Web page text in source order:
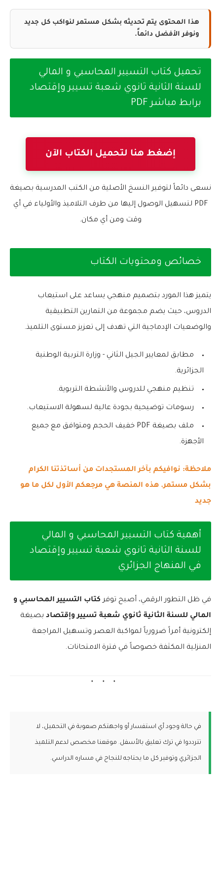
هذا المحتوى يتم تحديثه بشكل مستمر لنواكب كل جديد
ونوفر الأفضل دائماً.
تحميل كتاب التسيير المحاسبي و المالي
للسنة الثانية ثانوي شعبة تسيير وإقتصاد
برابط مباشر PDF
إضغط هنا لتحميل الكتاب الآن
نسعى دائماً لتوفير النسخ الأصلية من الكتب المدرسية بصيغة
PDF لتسهيل الوصول إليها من طرف التلاميذ والأولياء في أي
وقت ومن أي مكان.
خصائص ومحتويات الكتاب
يتميز هذا المورد بتصميم منهجي يساعد على استيعاب
الدروس، حيث يضم مجموعة من التمارين التطبيقية
والوضعيات الإدماجية التي تهدف إلى تعزيز مستوى التلميذ.
مطابق لمعايير الجيل الثاني - وزارة التربية الوطنية
الجزائرية.
تنظيم منهجي للدروس والأنشطة التربوية.
رسومات توضيحية بجودة عالية لسهولة الاستيعاب.
ملف بصيغة PDF خفيف الحجم ومتوافق مع جميع
الأجهزة.
ملاحظة: نوافيكم بآخر المستجدات من أساتذتنا الكرام
بشكل مستمر. هذه المنصة هي مرجعكم الأول لكل ما هو
جديد
أهمية كتاب التسيير المحاسبي و المالي
للسنة الثانية ثانوي شعبة تسيير وإقتصاد
في المنهاج الجزائري
في ظل التطور الرقمي، أصبح توفر كتاب التسيير المحاسبي و
المالي للسنة الثانية ثانوي شعبة تسيير وإقتصاد بصيغة
إلكترونية أمراً ضرورياً لمواكبة العصر وتسهيل المراجعة
المنزلية المكثفة خصوصاً في فترة الامتحانات.
في حالة وجود أي استفسار أو واجهتكم صعوبة في التحميل، لا
تترددوا في ترك تعليق بالأسفل. موقعنا مخصص لدعم التلميذ
الجزائري وتوفير كل ما يحتاجه للنجاح في مساره الدراسي.